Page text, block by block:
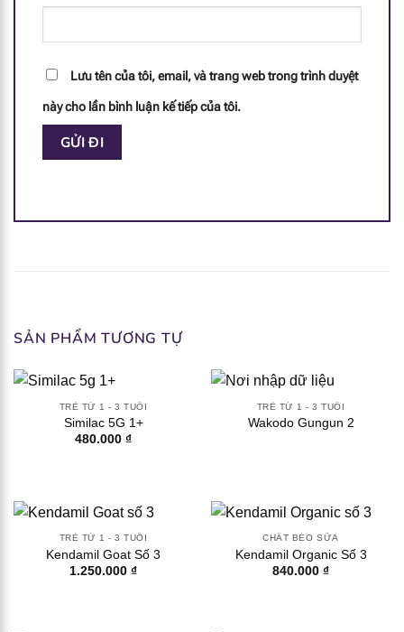
Lưu tên của tôi, email, và trang web trong trình duyệt
này cho lần bình luận kế tiếp của tôi.
SẢN PHẨM TƯƠNG TỰ
TRẺ TỪ 1 - 3 TUỔI
Similac 5G 1+
480.000 ₫
TRẺ TỪ 1 - 3 TUỔI
Wakodo Gungun 2
TRẺ TỪ 1 - 3 TUỔI
Kendamil Goat Số 3
1.250.000 ₫
CHẤT BÉO SỮA
Kendamil Organic Số 3
840.000 ₫